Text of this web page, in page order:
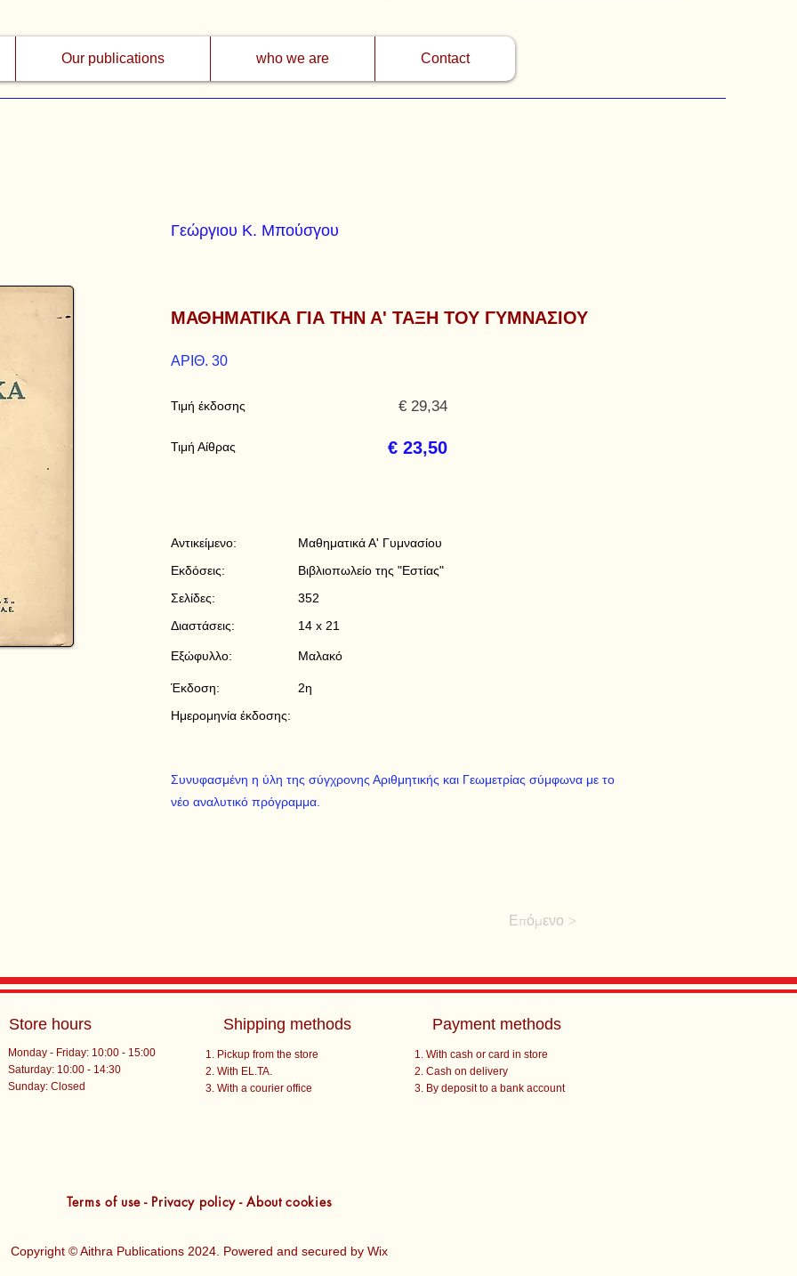
Our publications who we are Contact
Γεώργιου Κ. Μπούσγου
ΜΑΘΗΜΑΤΙΚΑ ΓΙΑ ΤΗΝ Α' ΤΑΞΗ ΤΟΥ ΓΥΜΝΑΣΙΟΥ
ΑΡΙΘ. 30
Τιμή έκδοσης
Τιμή Αίθρας
€ 29,34
€ 23,50
Αντικείμενο:
Μαθηματικά Α' Γυμνασίου
Εκδόσεις:
Βιβλιοπωλείο της "Εστίας"
Σελίδες:
352
Διαστάσεις:
14 x 21
Εξώφυλλο: Μαλακό
Έκδοση:
2η
Ημερομηνία έκδοσης:
Συνυφασμένη η ύλη της σύγχρονης Αριθμητικής και Γεωμετρίας σύμφωνα με το
νέο αναλυτικό πρόγραμμα.
Επόμενο >
Store hours
Monday - Friday: 10:00 - 15:00
Saturday: 10:00 - 14:30
​Sunday: Closed
Shipping methods
Pickup from the store
With EL.TA.
With a courier office
Payment methods
With cash or card in store
Cash on delivery
By deposit to a bank account
Terms of use - Privacy policy - About cookies
Copyright © Aithra Publications 2024. Powered and secured by Wix